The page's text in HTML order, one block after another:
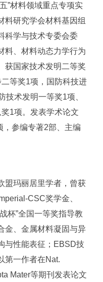
”材料领域重点专项实
料研究学会材料基因组
科学与技术专委会委
料、材料动态力学行为
获国家技术发明二等奖
等奖1项，国防科技进
技术发明一等奖1项、
1项。发表学术论文
，参编专著2部、主编
盟玛丽居里学者，曾获
CSC奖学金、
杯”全国一等奖指导教
金、金属材料凝固与异
与性能表征；EBSD技
第一作者在Nat.
Mater等期刊发表论文